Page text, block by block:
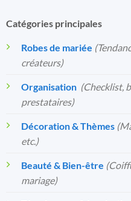
Catégories principales
Robes de mariée
créateurs)
Organisation️ (Checklist,
prestataires)
Décoration & Thèmes
etc.)
Beauté & Bien-être
mariage)